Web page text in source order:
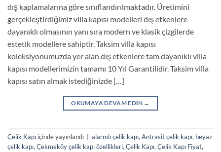
dış kaplamalarına göre sınıflandırılmaktadır. Üretimini
gerçekleştirdiğimiz villa kapısı modelleri dış etkenlere
dayanıklı olmasının yanı sıra modern ve klasik çizgilerde
estetik modellere sahiptir. Taksim villa kapısı
koleksiyonumuzda yer alan dış etkenlere tam dayanıklı villa
kapısı modellerimizin tamamı 10 Yıl Garantilidir. Taksim villa
kapısı satın almak istediğinizde […]
OKUMAYA DEVAM EDIN →
Çelik Kapı içinde yayınlandı alarmlı çelik kapı,Antrasit çelik kapı, beyaz
çelik kapı,Çekmeköy çelik kapı özellikleri,Çelik Kapı,Çelik Kapı Fiyat,